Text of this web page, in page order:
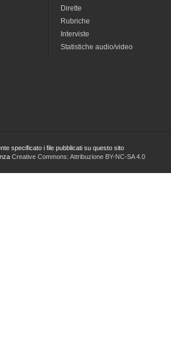
Dirette
Rubriche
Interviste
Statistiche audio/video
specificato i file pubblicati su questo sito
Creative Commons: Attribuzione BY-NC-SA 4.0